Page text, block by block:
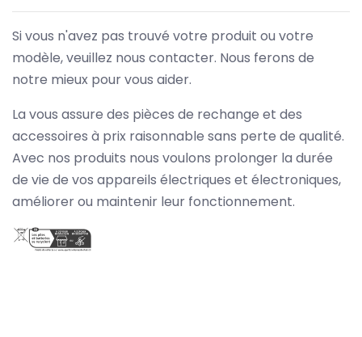
Si vous n'avez pas trouvé votre produit ou votre
modèle, veuillez nous contacter. Nous ferons de
notre mieux pour vous aider.
La vous assure des pièces de rechange et des
accessoires à prix raisonnable sans perte de qualité.
Avec nos produits nous voulons prolonger la durée
de vie de vos appareils électriques et électroniques,
améliorer ou maintenir leur fonctionnement.